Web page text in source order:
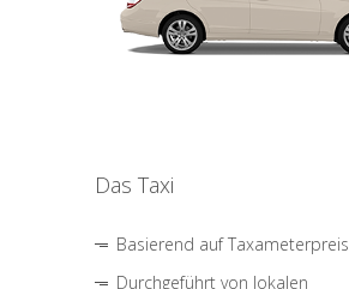
Das Taxi
Basierend auf Taxameterpreis
Durchgeführt von lokalen